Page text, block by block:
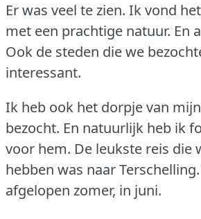
Er was veel te zien. Ik vond
met een prachtige natuur. En
Ook de steden die we
interessant.
Ik heb ook het dorpje van
bezocht. En natuurlijk heb ik
voor hem. De leukste reis die
hebben was naar Terschelling.
afgelopen zomer, in juni.